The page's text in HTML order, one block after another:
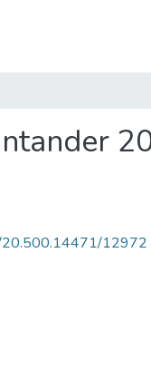
20.500.14471/12972